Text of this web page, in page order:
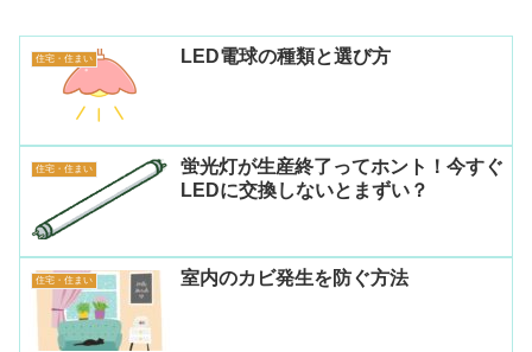
住宅・住まい LED電球の種類と選び方
住宅・住まい
蛍光灯が生産終了ってホント！今すぐ
LEDに交換しないとまずい？
住宅・住まい 室内のカビ発生を防ぐ方法